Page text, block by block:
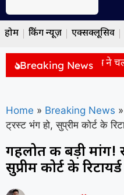
होम ब्रेकिंग न्यूज़ एक्सक्लूसिव
Breaking News
के स्कूल में फायरिंग: छात्र ने
Home » Breaking News »
ट्रस्ट भंग हो, सुप्रीम कोर्ट के
गहलोत की बड़ी मांग!
सुप्रीम कोर्ट के